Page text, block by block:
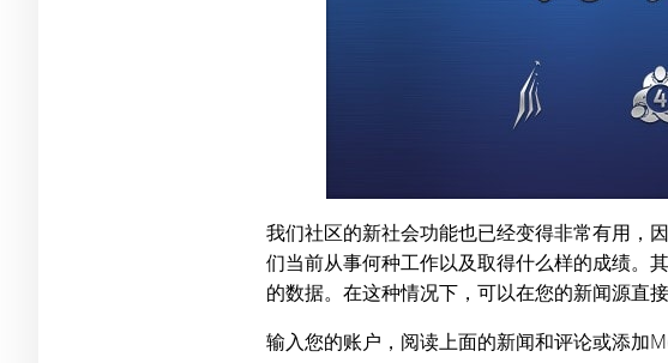
我们社区的新社会功能也已经变得非常有用，
们当前从事何种工作以及取得什么样的成绩。
的数据。在这种情况下，可以在您的新闻源直接
输入您的账户，阅读上面的新闻和评论或添加